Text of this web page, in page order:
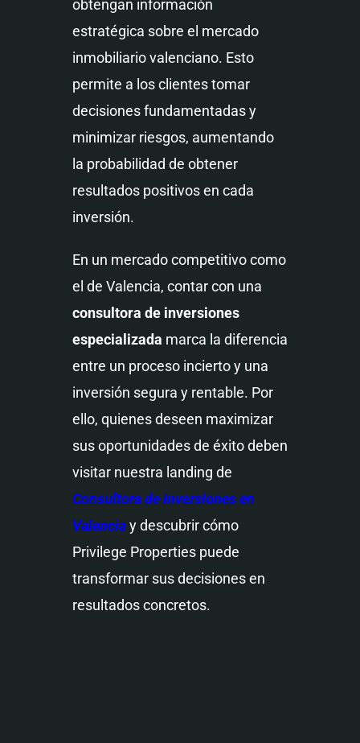
obtengan información
estratégica sobre el mercado
inmobiliario valenciano. Esto
permite a los clientes tomar
decisiones fundamentadas y
minimizar riesgos, aumentando
la probabilidad de obtener
resultados positivos en cada
inversión.
En un mercado competitivo como
el de Valencia, contar con una
consultora de inversiones
especializada marca la diferencia
entre un proceso incierto y una
inversión segura y rentable. Por
ello, quienes deseen maximizar
sus oportunidades de éxito deben
visitar nuestra landing de
Consultora de Inversiones en
Valenciay descubrir cómo
Privilege Properties puede
transformar sus decisiones en
resultados concretos.